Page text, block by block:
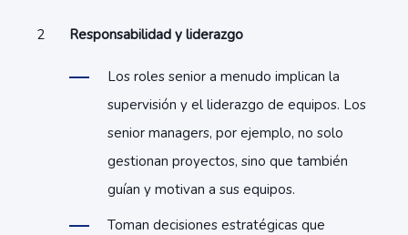
Responsabilidad y liderazgo
Los roles senior a menudo implican la
supervisión y el liderazgo de equipos. Los
senior managers, por ejemplo, no solo
gestionan proyectos, sino que también
guían y motivan a sus equipos.
Toman decisiones estratégicas que